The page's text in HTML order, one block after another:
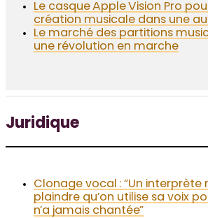
Le casque Apple Vision Pro
création musicale dans une
Le marché des partitions
une révolution en marche
Juridique
Clonage vocal : “Un interprète
plaindre qu’on utilise sa voix
n’a jamais chantée”